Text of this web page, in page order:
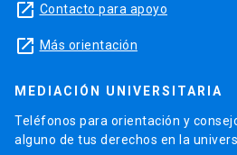
launch Contacto para apoyo
launch Más orientación
MEDIACIÓN UNIVERSITARIA
Teléfonos para orientación y
alguno de tus derechos en la